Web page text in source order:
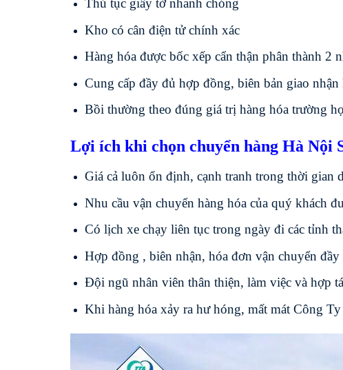
Thủ tục giấy tờ nhanh chóng
Kho có cân điện tử chính xác
Hàng hóa được bốc xếp cẩn thận phân thành 2
Cung cấp đầy đủ hợp đồng, biên bản giao nhận
Bồi thường theo đúng giá trị hàng hóa trường
Lợi ích khi chọn chuyển hàng Hà Nội
Giá cả luôn ổn định, cạnh tranh trong thời gian
Nhu cầu vận chuyển hàng hóa của quý khách
Có lịch xe chạy liên tục trong ngày đi các tỉnh
Hợp đồng , biên nhận, hóa đơn vận chuyển
Đội ngũ nhân viên thân thiện, làm việc và hợp
Khi hàng hóa xảy ra hư hóng, mất mát Công